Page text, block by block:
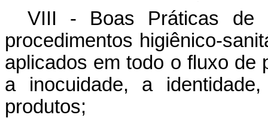
VIII - Boas Práticas de
procedimentos higiênico-
aplicados em todo o fluxo de
a inocuidade, a
produtos;